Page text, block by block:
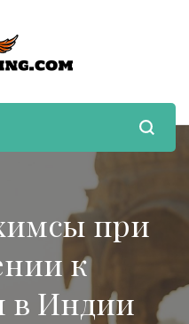
при
к
Индии